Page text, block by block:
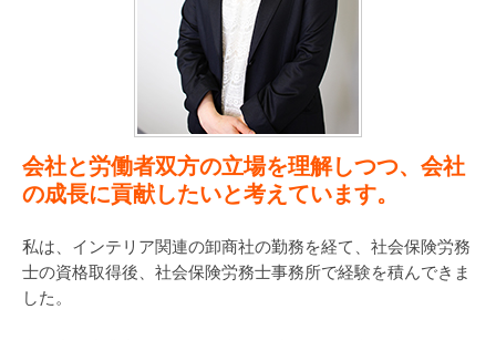
会社と労働者双方の立場を理解しつつ、会社
の成長に貢献したいと考えています。
私は、インテリア関連の卸商社の勤務を経て、社会保険労務
士の資格取得後、社会保険労務士事務所で経験を積んできま
した。